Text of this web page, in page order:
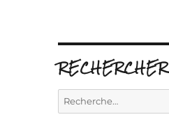
RECHERCHER
Recherche